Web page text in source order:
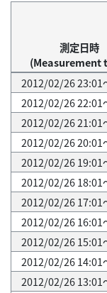
測定日時
(Measurement
2012/02/26 23:01
2012/02/26 22:01
2012/02/26 21:01
2012/02/26 20:01
2012/02/26 19:01
2012/02/26 18:01
2012/02/26 17:01
2012/02/26 16:01
2012/02/26 15:01
2012/02/26 14:01
2012/02/26 13:01